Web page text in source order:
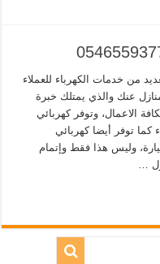
من خدمات الكهرباء للعملاء
عنك والذي يمتلك خبرة
الاعمال، وتوفر كهربائي
كما توفر أيضا كهربائي
وليس هذا فقط وإتمام
…